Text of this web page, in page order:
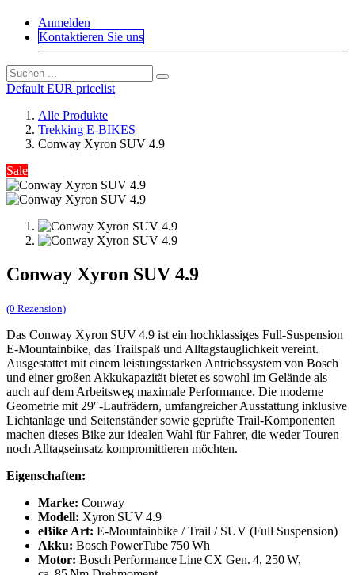
Anmelden
Kontaktieren Sie uns
Default EUR pricelist
Alle Produkte
Trekking E-BIKES
Conway Xyron SUV 4.9
Sale
Conway Xyron SUV 4.9
(0 Rezension)
Das Conway Xyron SUV 4.9 ist ein hochklassiges Full‑Suspension
E‑Mountainbike, das Trail­spaß und Alltagstauglichkeit vereint.
Ausgestattet mit einem leistungsstarken Antriebssystem von Bosch
und einer großen Akkukapazität bietet es sowohl im Gelände als
auch auf dem Arbeitsweg maximale Performance. Die moderne
Geometrie mit 29″‑Laufrädern, umfangreicher Ausstattung inklusive
Lichtanlage und Seitenständer sowie geprüfte Trail‑Komponenten
machen dieses Bike zur idealen Wahl für Fahrer, die weder Touren
noch Alltagsein­satz kompromittieren möchten.
Eigenschaften:
Marke: Conway
Modell: Xyron SUV 4.9
eBike Art: E‑Mountainbike / Trail / SUV (Full Suspension)
Akku: Bosch PowerTube 750 Wh
Motor: Bosch Performance Line CX Gen. 4, 250 W,